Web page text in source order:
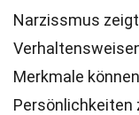
Narzissmus
Merkmale
Persönlichkeiten